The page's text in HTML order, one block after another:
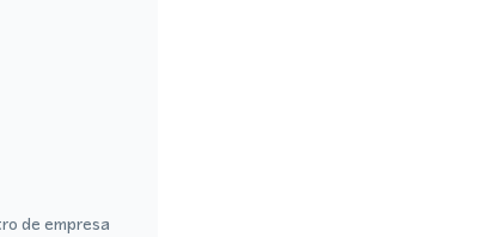
de empresa